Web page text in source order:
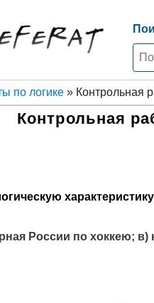
по логике» Контрольная
Контрольная
России по хоккею; в)